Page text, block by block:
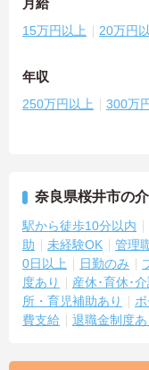
月給
15万円以上 20万円
年収
250万円以上 300万
奈良県桜井市の
駅から徒歩10分以内
助
未経験OK 管理
0日以上
日勤のみ
度あり
産休･育休･
所・育児補助あり
費支給
退職金制度あ